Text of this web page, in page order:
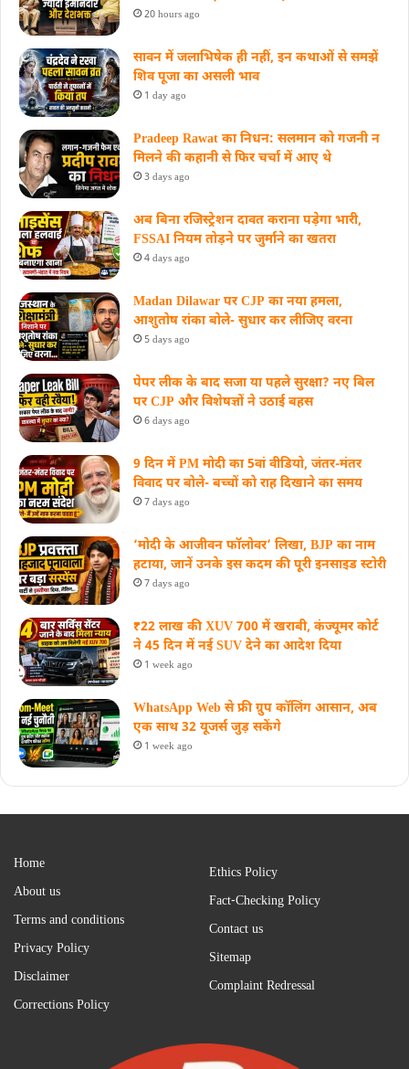
20 hours ago
सावन में जलाभिषेक ही नहीं, इन कथाओं से समझें
शिव पूजा का असली भाव
1 day ago
Pradeep Rawat का निधन: सलमान को गजनी न
मिलने की कहानी से फिर चर्चा में आए थे
3 days ago
अब बिना रजिस्ट्रेशन दावत कराना पड़ेगा भारी,
FSSAI नियम तोड़ने पर जुर्माने का खतरा
4 days ago
Madan Dilawar पर CJP का नया हमला,
आशुतोष रांका बोले- सुधार कर लीजिए वरना
5 days ago
पेपर लीक के बाद सजा या पहले सुरक्षा? नए बिल
पर CJP और विशेषज्ञों ने उठाई बहस
6 days ago
9 दिन में PM मोदी का 5वां वीडियो, जंतर-मंतर
विवाद पर बोले- बच्चों को राह दिखाने का समय
7 days ago
‘मोदी के आजीवन फॉलोवर’ लिखा, BJP का नाम
हटाया, जानें उनके इस कदम की पूरी इनसाइड स्‍टोरी
7 days ago
₹22 लाख की XUV 700 में खराबी, कंज्यूमर कोर्ट
ने 45 दिन में नई SUV देने का आदेश दिया
1 week ago
WhatsApp Web से फ्री ग्रुप कॉलिंग आसान, अब
एक साथ 32 यूजर्स जुड़ सकेंगे
1 week ago
Home
About us
Terms and conditions
Privacy Policy
Disclaimer
Corrections Policy
Ethics Policy
Fact-Checking Policy
Contact us
Sitemap
Complaint Redressal